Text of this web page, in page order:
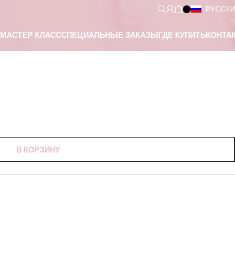
МАСТЕР КЛАСССПЕЦИАЛЬНЫЕ ЗАКАЗЫГДЕ КУПИТЬ
В КОРЗИНУ